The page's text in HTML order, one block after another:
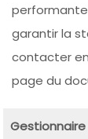
garantir la
contacter
page du